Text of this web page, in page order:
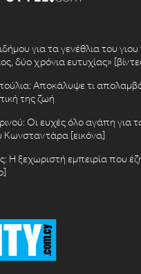
για τα γενέθλια του
δύο χρόνια ευτυχίας»
Αποκάλυψε τι
της ζωή
Οι ευχές όλο αγάπη για
[εικόνα]
Η ξεχωριστή εμπειρία που